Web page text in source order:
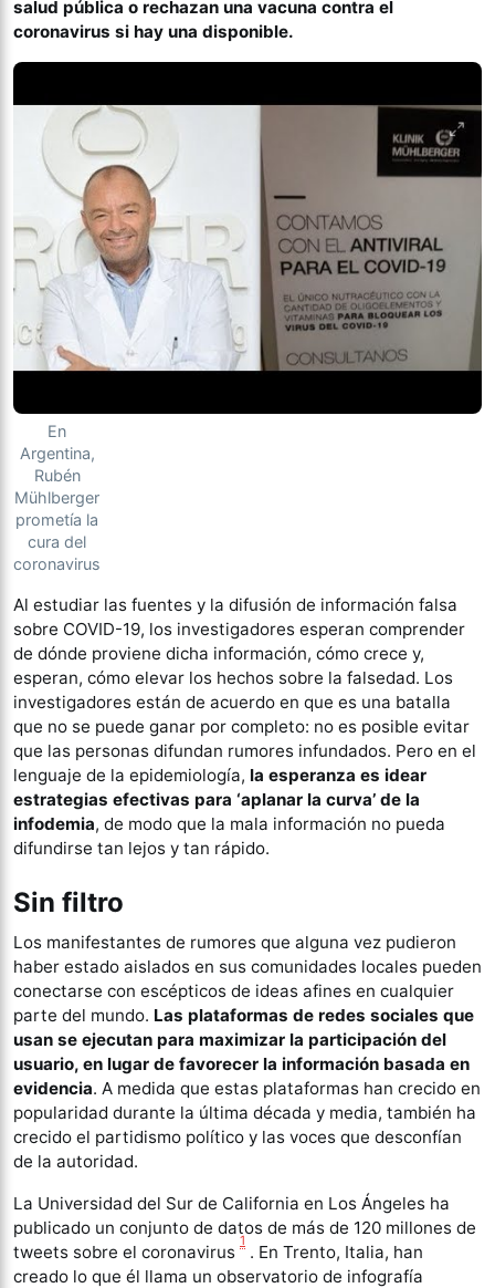
salud pública o rechazan una vacuna contra el
coronavirus si hay una disponible.
En
Argentina,
Rubén
Mühlberger
prometía la
cura del
coronavirus
Al estudiar las fuentes y la difusión de información falsa
sobre COVID-19, los investigadores esperan comprender
de dónde proviene dicha información, cómo crece y,
esperan, cómo elevar los hechos sobre la falsedad. Los
investigadores están de acuerdo en que es una batalla
que no se puede ganar por completo: no es posible evitar
que las personas difundan rumores infundados. Pero en el
lenguaje de la epidemiología, la esperanza es idear
estrategias efectivas para ‘aplanar la curva’ de la
infodemia, de modo que la mala información no pueda
difundirse tan lejos y tan rápido.
Sin filtro
Los manifestantes de rumores que alguna vez pudieron
haber estado aislados en sus comunidades locales pueden
conectarse con escépticos de ideas afines en cualquier
parte del mundo. Las plataformas de redes sociales que
usan se ejecutan para maximizar la participación del
usuario, en lugar de favorecer la información basada en
evidencia. A medida que estas plataformas han crecido en
popularidad durante la última década y media, también ha
crecido el partidismo político y las voces que desconfían
de la autoridad.
La Universidad del Sur de California en Los Ángeles ha
publicado un conjunto de datos de más de 120 millones de
tweets sobre el coronavirus
1
. En Trento, Italia, han
creado lo que él llama un observatorio de infografía